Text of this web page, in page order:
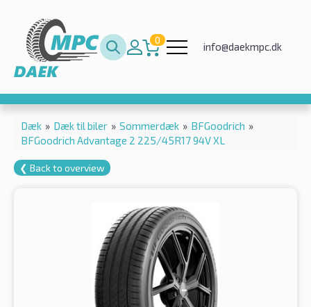
0
info@daekmpc.dk
Dæk » Dæk til biler » Sommerdæk » BFGoodrich »
BFGoodrich Advantage 2 225/45R17 94V XL
❮ Back to overview